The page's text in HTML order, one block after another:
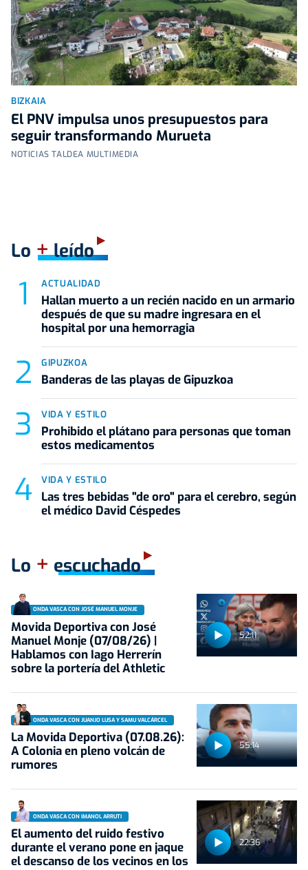
BIZKAIA
El PNV impulsa unos presupuestos para
seguir transformando Murueta
NOTICIAS TALDEA MULTIMEDIA
Lo +leído
ACTUALIDAD
Hallan muerto a un recién nacido en un armario
después de que su madre ingresara en el
hospital por una hemorragia
GIPUZKOA
Banderas de las playas de Gipuzkoa
VIDA Y ESTILO
Prohibido el plátano para personas que toman
estos medicamentos
VIDA Y ESTILO
Las tres bebidas "de oro" para el cerebro, según
el médico David Céspedes
Lo + escuchado
52:11
ONDA VASCA CON JOSÉ MANUEL MONJE
Movida Deportiva con José
Manuel Monje (07/08/26) |
Hablamos con Iago Herrerín
sobre la portería del Athletic
55:14
ONDA VASCA CON JUANJO LUSA Y SAMU VALCÁRCEL
La Movida Deportiva (07.08.26):
A Colonia en pleno volcán de
rumores
22:36
ONDA VASCA CON IMANOL ARRUTI
El aumento del ruido festivo
durante el verano pone en jaque
el descanso de los vecinos en los